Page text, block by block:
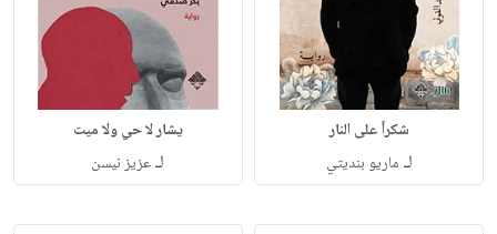
شكراً على النار
لـ ماريو بنديتي
يشار لا حي ولا ميت
لـعزيز نيسن